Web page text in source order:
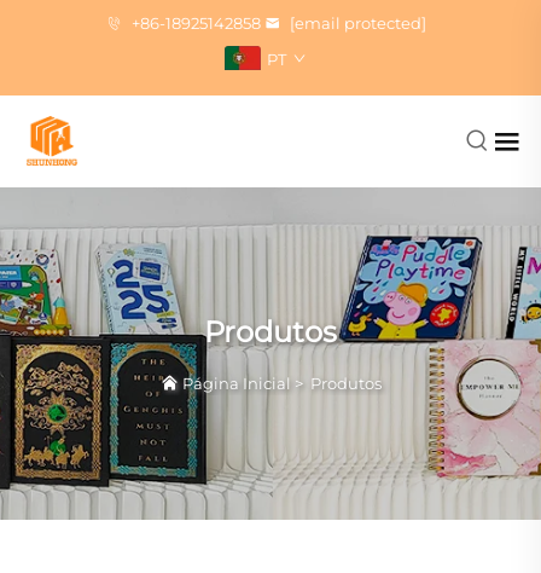
+86-18925142858
[email protected]
PT
Produtos
Página Inicial > Produtos